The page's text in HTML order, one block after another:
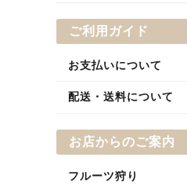
ご利用ガイド
お支払いについて
配送・送料について
お店からのご案内
フルーツ狩り